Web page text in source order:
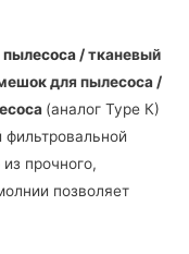
/ тканевый
для пылесоса /
(аналог Type К)
фильтровальной
прочного,
позволяет